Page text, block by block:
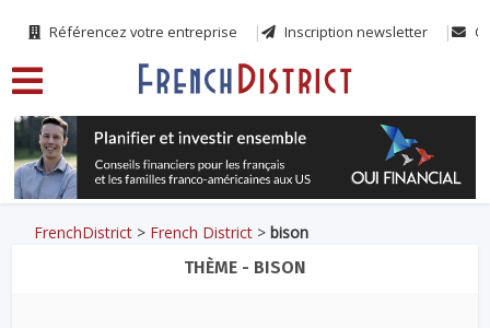
Référencez votre entreprise Inscription newsletter
FrenchDistrict > French District >bison
THÈME - BISON